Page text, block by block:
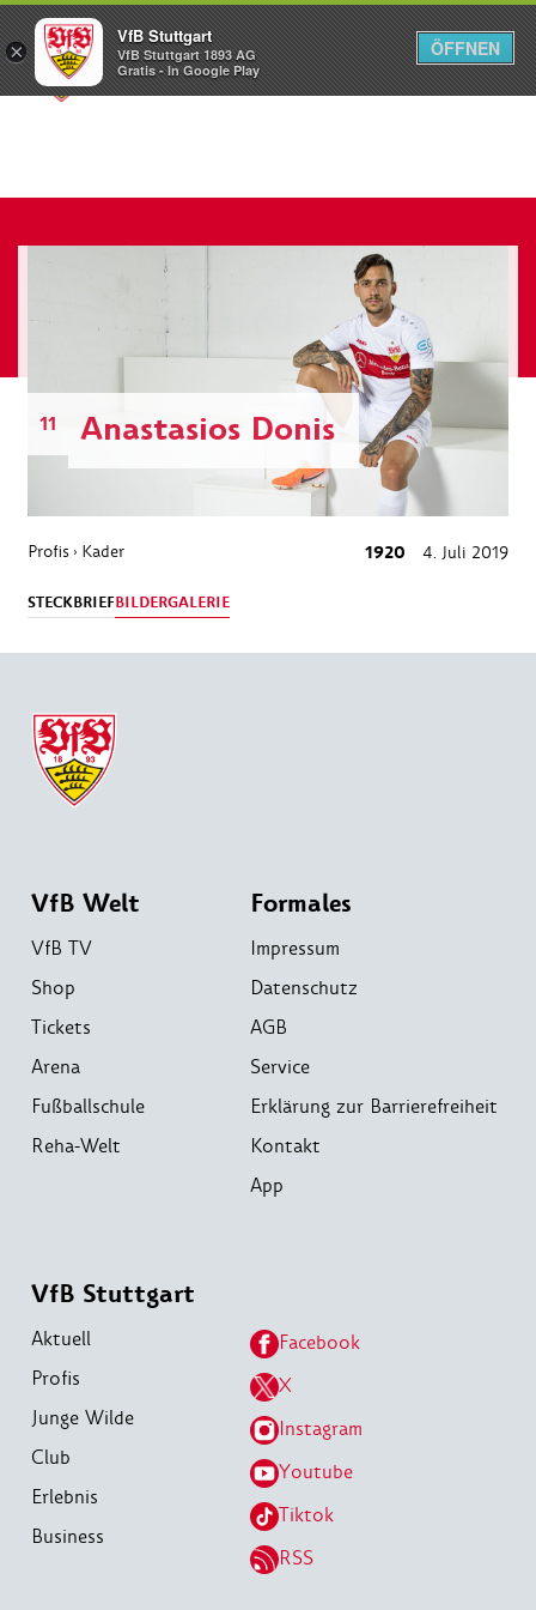
Menü
11 Anastasios Donis
Profis › Kader 1920 4. Juli 2019
STECKBRIEFBILDERGALERIE
VfB Welt
VfB TV
Shop
Tickets
Arena
Fußballschule
Reha-Welt
Formales
Impressum
Datenschutz
AGB
Service
Erklärung zur Barrierefreiheit
Kontakt
App
VfB Stuttgart
Aktuell
Profis
Junge Wilde
Club
Erlebnis
Business
Facebook
X
Instagram
Youtube
Tiktok
RSS
×
VfB Stuttgart
VfB Stuttgart 1893 AG
Gratis - In Google Play
ÖFFNEN